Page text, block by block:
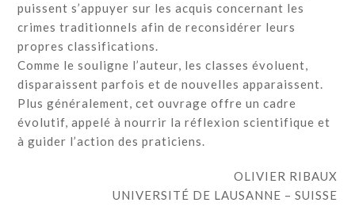
puissent s’appuyer sur les acquis concernant les
crimes traditionnels afin de reconsidérer leurs
propres classifications.
Comme le souligne l’auteur, les classes évoluent,
disparaissent parfois et de nouvelles apparaissent.
Plus généralement, cet ouvrage offre un cadre
évolutif, appelé à nourrir la réflexion scientifique et
à guider l’action des praticiens.
OLIVIER RIBAUX
UNIVERSITÉ DE LAUSANNE – SUISSE